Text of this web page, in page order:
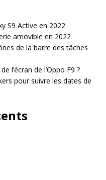
S9 Active en 2022
amovible en 2022
de la barre des tâches
l’écran de l’Oppo F9 ?
pour suivre les dates de